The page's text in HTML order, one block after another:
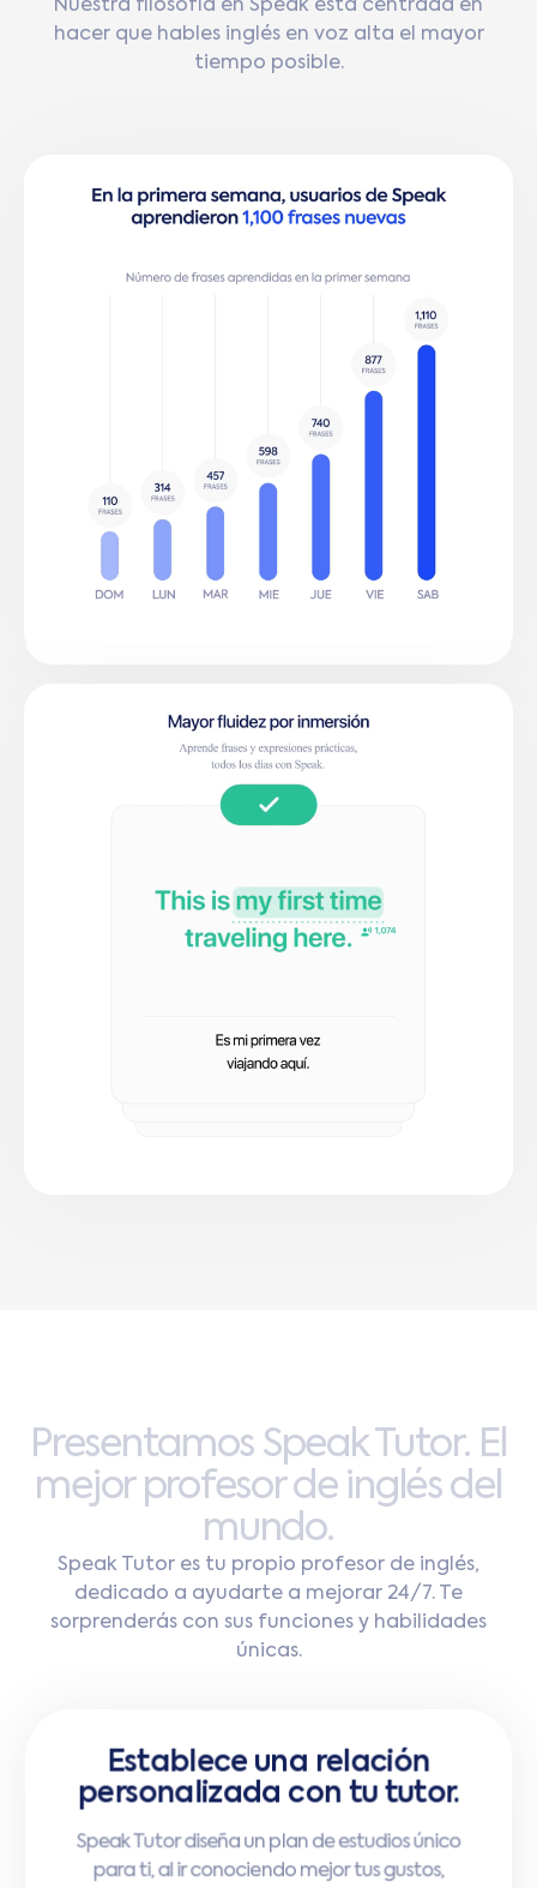
Nuestra filosofía en Speak está centrada en
hacer que hables inglés en voz alta el mayor
tiempo posible.
Presentamos Speak Tutor. El
mejor profesorde inglés del
mundo.
Speak Tutor es tu propio profesor de inglés,
dedicado a ayudarte a mejorar 24/7. Te
sorprenderás con sus funciones y habilidades
únicas.
Habla de lo que sea, en
cualquier momento y en
Establece una relación
personalizada con tu tutor.
Speak Tutor diseña un plan de estudios único
para ti, al ir conociendo mejor tus gustos,